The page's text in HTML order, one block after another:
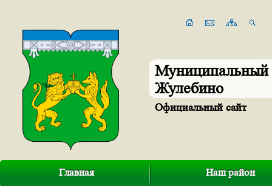
Муниципальный
Жулебино
Официальный сайт
Главная Наш район